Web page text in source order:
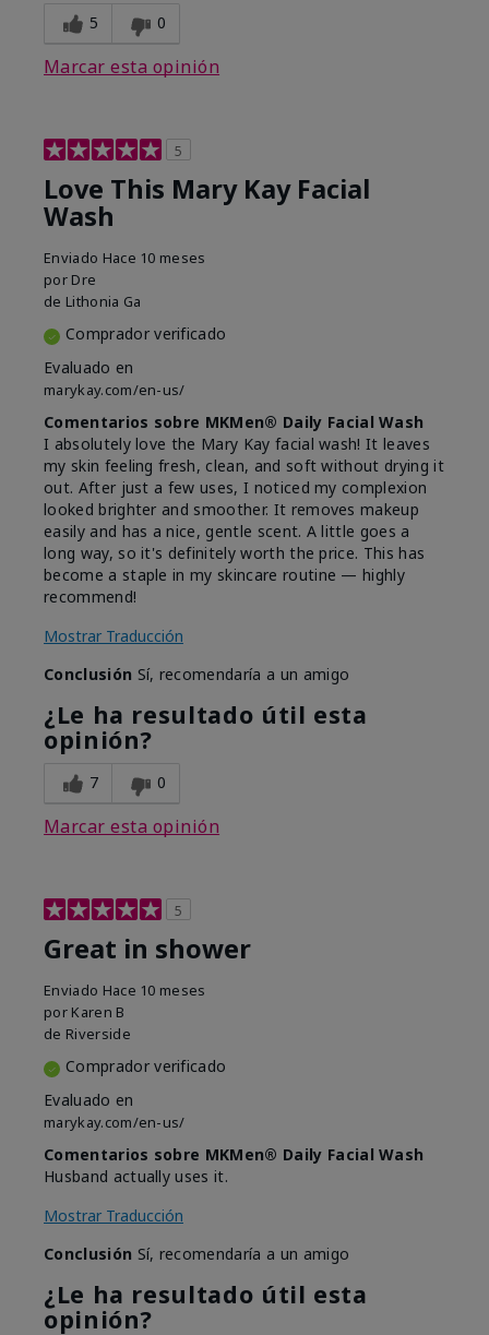
5 0
Marcar esta opinión
5
Love This Mary Kay Facial
Wash
Enviado Hace 10 meses
por Dre
de Lithonia Ga
Comprador verificado
Evaluado en
marykay.com/en-us/
Comentarios sobre MKMen® Daily Facial Wash
I absolutely love the Mary Kay facial wash! It leaves
my skin feeling fresh, clean, and soft without drying it
out. After just a few uses, I noticed my complexion
looked brighter and smoother. It removes makeup
easily and has a nice, gentle scent. A little goes a
long way, so it's definitely worth the price. This has
become a staple in my skincare routine — highly
recommend!
Mostrar Traducción
Conclusión Sí, recomendaría a un amigo
¿Le ha resultado útil esta
opinión?
7 0
Marcar esta opinión
5
Great in shower
Enviado Hace 10 meses
por Karen B
de Riverside
Comprador verificado
Evaluado en
marykay.com/en-us/
Comentarios sobre MKMen® Daily Facial Wash
Husband actually uses it.
Mostrar Traducción
Conclusión Sí, recomendaría a un amigo
¿Le ha resultado útil esta
opinión?